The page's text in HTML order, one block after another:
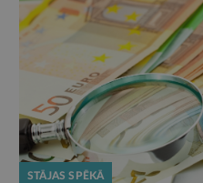
STĀJAS SPĒKĀ